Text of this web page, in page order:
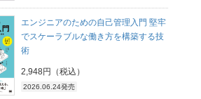
エンジニアのための自己管理入門 堅牢
でスケーラブルな働き方を構築する技
術
2,948円（税込）
2026.06.24発売